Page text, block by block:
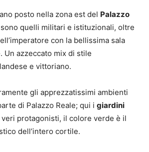
posto nella zona est del Palazzo
sono quelli militari e istituzionali, oltre
con la bellissima sala
Un azzeccato mix di stile
e vittoriano.
gli apprezzatissimi ambienti
di Palazzo Reale; qui i giardini
veri protagonisti, il colore verde è il
dell’intero cortile.